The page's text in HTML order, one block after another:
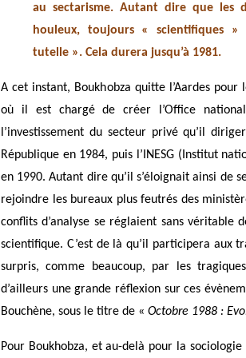
au sectarisme. Autant dire que les
houleux, toujours « scientifiques
tutelle ». Cela durera jusqu’à 1981.
A cet instant, Boukhobza quitte l’Aardes
où il est chargé de créer l’Office
l’investissement du secteur privé qu’il
République en 1984, puis l’INESG (Institut
en 1990. Autant dire qu’il s’éloignait ainsi de
rejoindre les bureaux plus feutrés des
conflits d’analyse se réglaient sans
scientifique. C’est de là qu’il participera aux
surpris, comme beaucoup, par les
d’ailleurs une grande réflexion sur ces
Bouchène, sous le titre de « Octobre 1988 :
Pour Boukhobza, et au-delà pour la